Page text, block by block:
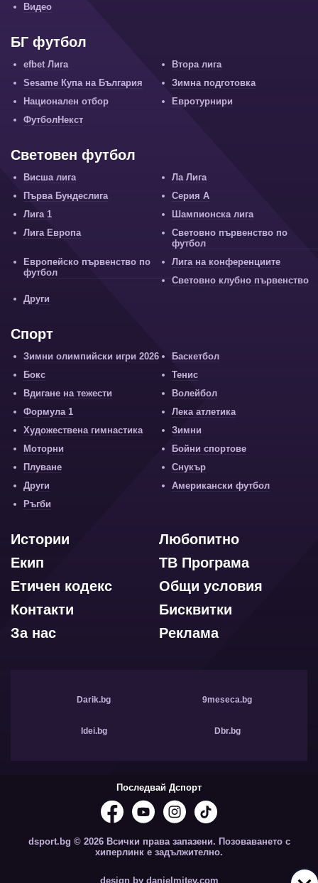
Видео
БГ футбол
efbet Лига
Втора лига
Sesame Купа на България
Зимна подготовка
Национален отбор
Евротурнири
ФутболНекст
Световен футбол
Висша лига
Ла Лига
Първа Бундеслига
Серия А
Лига 1
Шампионска лига
Лига Европа
Световно първенство по
футбол
Европейско първенство по
футбол
Лига на конференциите
Световно клубно първенство
Други
Спорт
Зимни олимпийски игри 2026
Баскетбол
Бокс
Тенис
Вдигане на тежести
Волейбол
Формула 1
Лека атлетика
Художествена гимнастика
Зимни
Моторни
Бойни спортове
Плуване
Снукър
Други
Американски футбол
Ръгби
Любопитно
Истории
ТВ Програма
Екип
Общи условия
Етичен кодекс
Бисквитки
Контакти
Реклама
За нас
Darik.bg 9meseca.bg
Idei.bg Dbr.bg
Последвай Дспорт
dsport.bg © 2026 Всички права запазени. Позоваването с
хиперлинк е задължително.
design by danielmitev.com